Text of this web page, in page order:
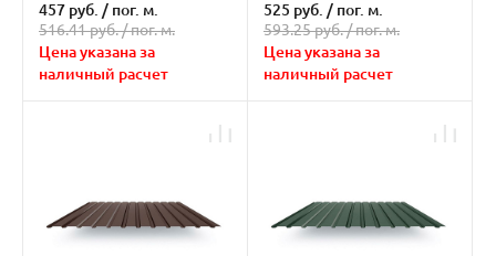
457 руб. / пог. м.
516.41 руб. /пог. м.
Цена указана за
наличный расчет
525 руб. / пог. м.
593.25 руб. /пог. м.
Цена указана за
наличный расчет